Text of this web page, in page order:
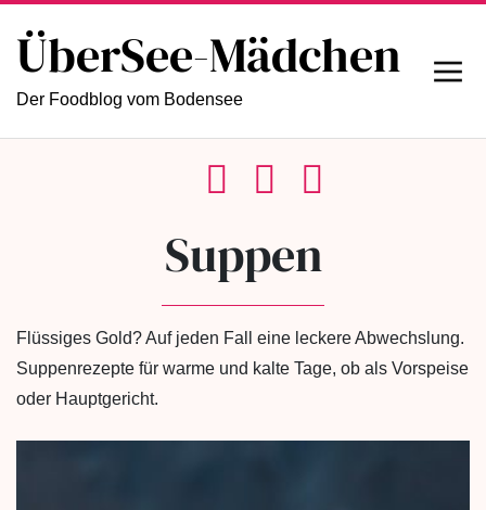
ÜberSee-Mädchen
Der Foodblog vom Bodensee
Suppen
Flüssiges Gold? Auf jeden Fall eine leckere Abwechslung.
Suppenrezepte für warme und kalte Tage, ob als Vorspeise
oder Hauptgericht.